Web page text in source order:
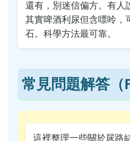
還有，別迷信偏方。有人
其實啤酒利尿但含嘌呤，
石。科學方法最可靠。
常見問題解答（
這裡整理一些關於尿路